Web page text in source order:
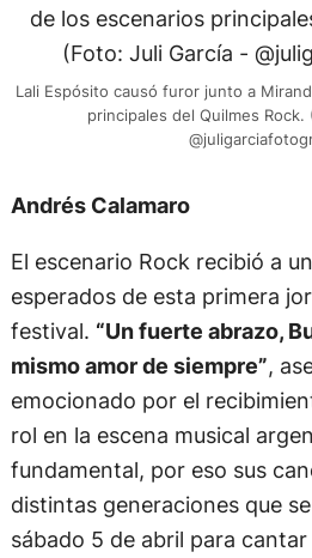
Lali Espósito causó furor junto a
principales del Quilmes Rock.
Andrés Calamaro
El escenario Rock recibió a
esperados de esta primera
festival. “Un fuerte abrazo,
mismo amor de siempre”,
emocionado por el
rol en la escena musical
fundamental, por eso sus
distintas generaciones que
sábado 5 de abril para